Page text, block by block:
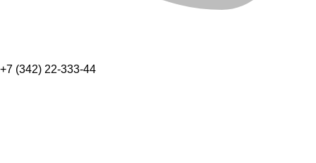
+7 (342) 22-333-44